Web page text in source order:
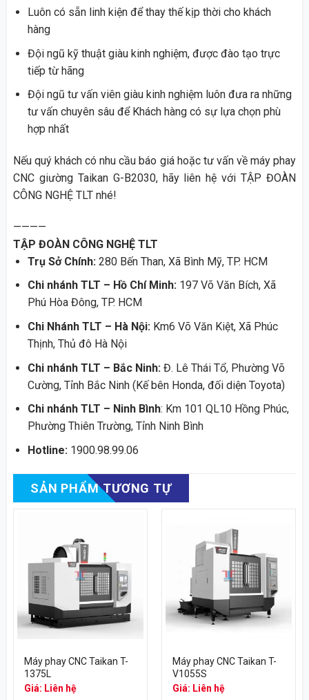
Luôn có sẵn linh kiện để thay thế kịp thời cho khách
hàng
Đội ngũ kỹ thuật giàu kinh nghiệm, được đào tạo trực
tiếp từ hãng
Đội ngũ tư vấn viên giàu kinh nghiệm luôn đưa ra những
tư vấn chuyên sâu để Khách hàng có sự lựa chọn phù
hợp nhất
Nếu quý khách có nhu cầu báo giá hoặc tư vấn về máy phay
CNC giường Taikan G-B2030, hãy liên hệ với TẬP ĐOÀN
CÔNG NGHỆ TLT nhé!
————
TẬP ĐOÀN CÔNG NGHỆ TLT
Trụ Sở Chính:280 Bến Than, Xã Bình Mỹ, TP. HCM
Chi nhánh TLT – Hồ Chí Minh:197 Võ Văn Bích, Xã
Phú Hòa Đông, TP. HCM
Chi Nhánh TLT – Hà Nội:Km6 Võ Văn Kiệt, Xã Phúc
Thịnh, Thủ đô Hà Nội
Chi nhánh TLT – Bắc Ninh: Đ. Lê Thái Tổ, Phường Võ
Cường, Tỉnh Bắc Ninh (Kế bên Honda, đối diện Toyota)
Chi nhánh TLT – Ninh Bình: Km 101 QL10 Hồng Phúc,
Phường Thiên Trường, Tỉnh Ninh Bình
Hotline:1900.98.99.06
SẢN PHẨM TƯƠNG TỰ
Máy phay CNC Taikan T-
1375L
Giá: Liên hệ
Máy phay CNC Taikan T-
V1055S
Giá: Liên hệ